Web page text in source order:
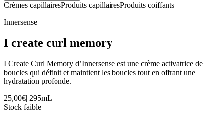
Crèmes capillairesProduits capillairesProduits coiffants
Innersense
I create curl memory
I Create Curl Memory d’Innersense est une crème activatrice de
boucles qui définit et maintient les boucles tout en offrant une
hydratation profonde.
25,00€| 295mL
Stock faible